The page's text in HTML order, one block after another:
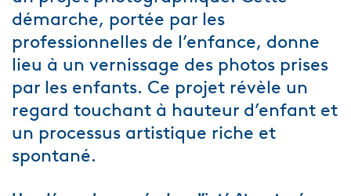
démarche, portée par les
professionnelles de l’enfance, donne
lieu à un vernissage des photos prises
par les enfants. Ce projet révèle un
regard touchant à hauteur d’enfant et
un processus artistique riche et
spontané.